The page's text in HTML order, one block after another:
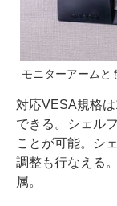
モニターアームと
対応VESA規格
できる。シェル
ことが可能。シ
調整も行なえる
属。